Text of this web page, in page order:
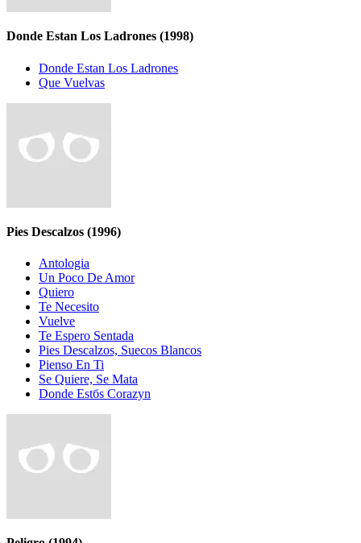
Donde Estan Los Ladrones (1998)
Donde Estan Los Ladrones
Que Vuelvas
Pies Descalzos (1996)
Antologia
Un Poco De Amor
Quiero
Te Necesito
Vuelve
Te Espero Sentada
Pies Descalzos, Sueсos Blancos
Pienso En Ti
Se Quiere, Se Mata
Donde Estбs Corazуn